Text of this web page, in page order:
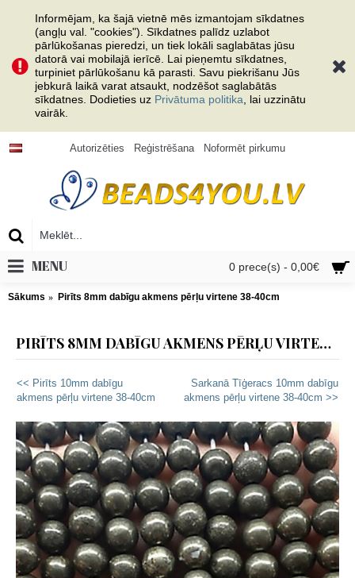
Informējam, ka šajā vietnē mēs izmantojam sīkdatnes
(angļu val. "cookies"). Sīkdatnes palīdz uzlabot
pārlūkošanas pieredzi, un tiek lokāli saglabātas jūsu
datorā vai mobilajā ierīcē. Lai pieņemtu sīkdatnes,
turpiniet pārlūkošanu kā parasti. Savu piekrišanu Jūs
jebkurā laikā varat atsaukt, nodzēšot saglabātās
sīkdatnes. Dodieties uz Privātuma politika , lai uzzinātu
vairāk.
Autorizēties Reģistrēšana Noformēt pirkumu
0 prece(s) - 0,00€
MENU
Sākums Pirīts 8mm dabīgu akmens pērļu virtene 38-40cm
PIRĪTS 8MM DABĪGU AKMENS PĒRĻU VIRTENE 38-40CM
<< Pirīts 10mm dabīgu
akmens pērļu virtene 38-40cm
Sarkanā Tīģeracs 10mm dabīgu
akmens pērļu virtene 38-40cm >>